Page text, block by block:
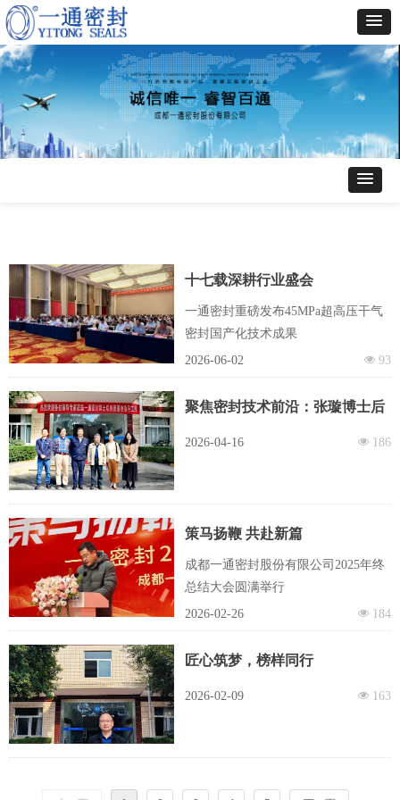
十七载深耕行业盛会
一通密封重磅发布45MPa超高压干气
密封国产化技术成果
넶 93
2026-06-02
聚焦密封技术前沿：张璇博士后
以丰硕成果通过出站答辩 넶 186
2026-04-16
策马扬鞭 共赴新篇
成都一通密封股份有限公司2025年终
总结大会圆满举行
넶 184
2026-02-26
匠心筑梦，榜样同行
넶 163
2026-02-09